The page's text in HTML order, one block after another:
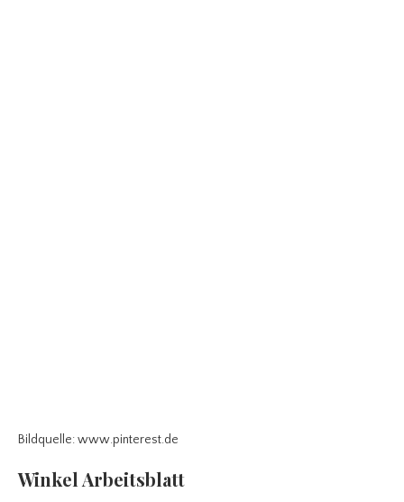
Bildquelle: www.pinterest.de
Winkel Arbeitsblatt